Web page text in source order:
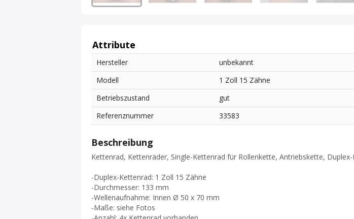
Attribute
Hersteller
unbekannt
Modell
1 Zoll 15 Zähne
Betriebszustand
gut
Referenznummer
33583
Beschreibung
Kettenrad, Kettenräder, Single-Kettenrad für Rollenkette, Antriebskette,
-Duplex-Kettenrad: 1 Zoll 15 Zähne
-Durchmesser: 133 mm
-Wellenaufnahme: Innen Ø 50 x 70 mm
-Maße: siehe Fotos